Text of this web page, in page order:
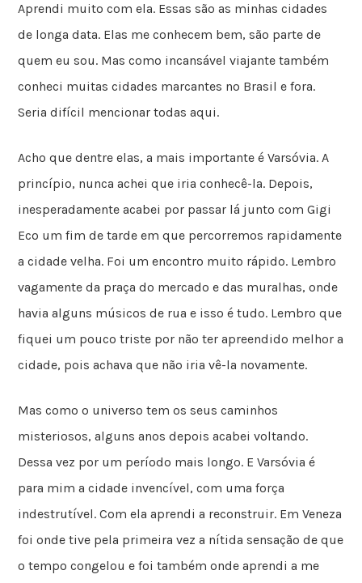
Aprendi muito com ela. Essas são as minhas cidades
de longa data. Elas me conhecem bem, são parte de
quem eu sou. Mas como incansável viajante também
conheci muitas cidades marcantes no Brasil e fora.
Seria difícil mencionar todas aqui.
Acho que dentre elas, a mais importante é Varsóvia. A
princípio, nunca achei que iria conhecê-la. Depois,
inesperadamente acabei por passar lá junto com Gigi
Eco um fim de tarde em que percorremos rapidamente
a cidade velha. Foi um encontro muito rápido. Lembro
vagamente da praça do mercado e das muralhas, onde
havia alguns músicos de rua e isso é tudo. Lembro que
fiquei um pouco triste por não ter apreendido melhor a
cidade, pois achava que não iria vê-la novamente.
Mas como o universo tem os seus caminhos
misteriosos, alguns anos depois acabei voltando.
Dessa vez por um período mais longo. E Varsóvia é
para mim a cidade invencível, com uma força
indestrutível. Com ela aprendi a reconstruir. Em Veneza
foi onde tive pela primeira vez a nítida sensação de que
o tempo congelou e foi também onde aprendi a me